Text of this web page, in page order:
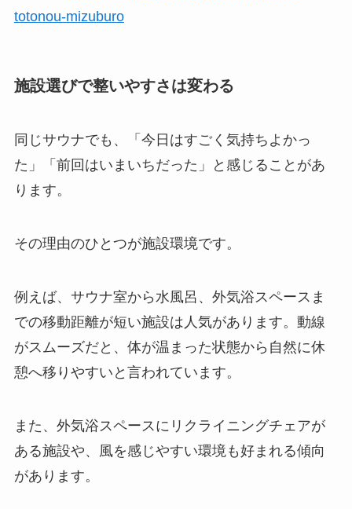
totonou-mizuburo
施設選びで整いやすさは変わる
同じサウナでも、「今日はすごく気持ちよかっ
た」「前回はいまいちだった」と感じることがあ
ります。
その理由のひとつが施設環境です。
例えば、サウナ室から水風呂、外気浴スペースま
での移動距離が短い施設は人気があります。動線
がスムーズだと、体が温まった状態から自然に休
憩へ移りやすいと言われています。
また、外気浴スペースにリクライニングチェアが
ある施設や、風を感じやすい環境も好まれる傾向
があります。